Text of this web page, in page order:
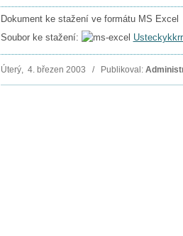
Dokument ke stažení ve formátu MS Excel
Soubor ke stažení:
Úterý, 4. březen 2003 / Publikoval: